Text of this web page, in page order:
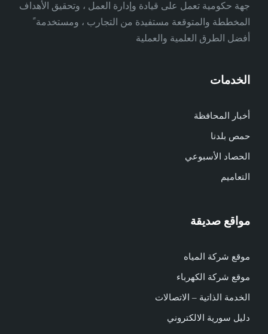
جهة حكومية تعمل على قيادة وإدارة العمل ، وتحقيق الأهداف
المخططة والمتوقعة مستفيدة من التجارب ، ومستخدمة ً
أفضل الطرق العلمية والعملية
الخدمات
أخبار المحافظة
حمص بلدنا
الحصاد الأسبوعي
التعاميم
مواقع صديقة
موقع شركة المياه
موقع شركة الكهرباء
الخدمة الذاتية – الاتصالات
دليل سورية الالكتروني